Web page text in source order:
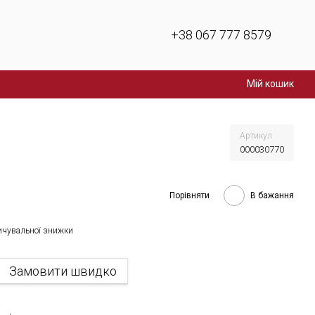
+38 067 777 8579
Мій кошик
Артикул
000030770
Порівняти В бажання
знижки
Замовити швидко